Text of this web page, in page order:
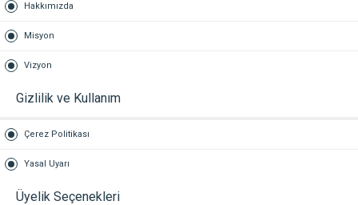
Hakkımızda
Misyon
Vizyon
Gizlilik ve Kullanım
Çerez Politikası
Yasal Uyarı
Üyelik Seçenekleri